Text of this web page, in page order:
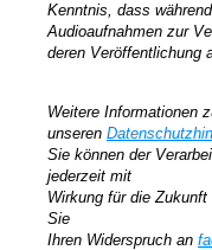
Kenntnis, dass
Audioaufnahmen zur
deren Veröffentlichung
Weitere Informationen
unseren
Sie können der
jederzeit mit
Wirkung für die
Sie
Ihren Widerspruch an